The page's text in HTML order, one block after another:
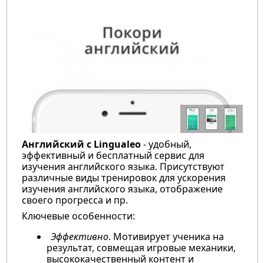
Английский с Lingualeo- удобный,
эффективный и бесплатный сервис для
изучения английского языка. Присутствуют
различные виды тренировок для ускорения
изучения английского языка, отображение
своего прогресса и пр.
Ключевые особенности:
Эффективно. Мотивирует ученика на
результат, совмещая игровые механики,
высококачественный контент и